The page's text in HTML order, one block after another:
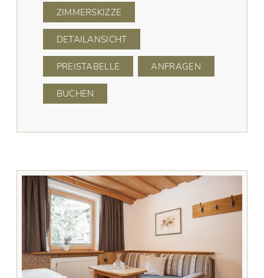
ZIMMERSKIZZE
DETAILANSICHT
PREISTABELLE ANFRAGEN
BUCHEN